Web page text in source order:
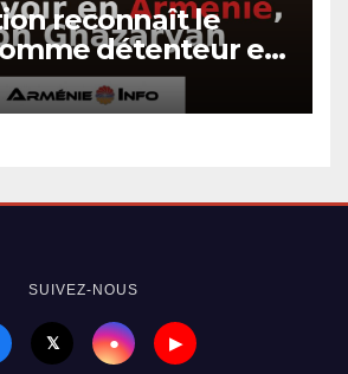
reconnaît le
détenteur et
du pouvoir en
Ghazaryan
SUIVEZ-NOUS
𝕏 ● ▶